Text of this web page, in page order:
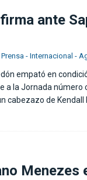
ante
- Internacional -
empató en
a la Jornada número
cabezazo de Kendall